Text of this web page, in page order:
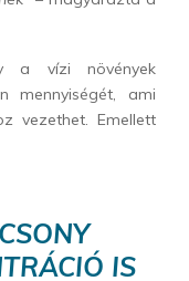
a vízi növények
mennyiségét, ami
vezethet. Emellett
IS